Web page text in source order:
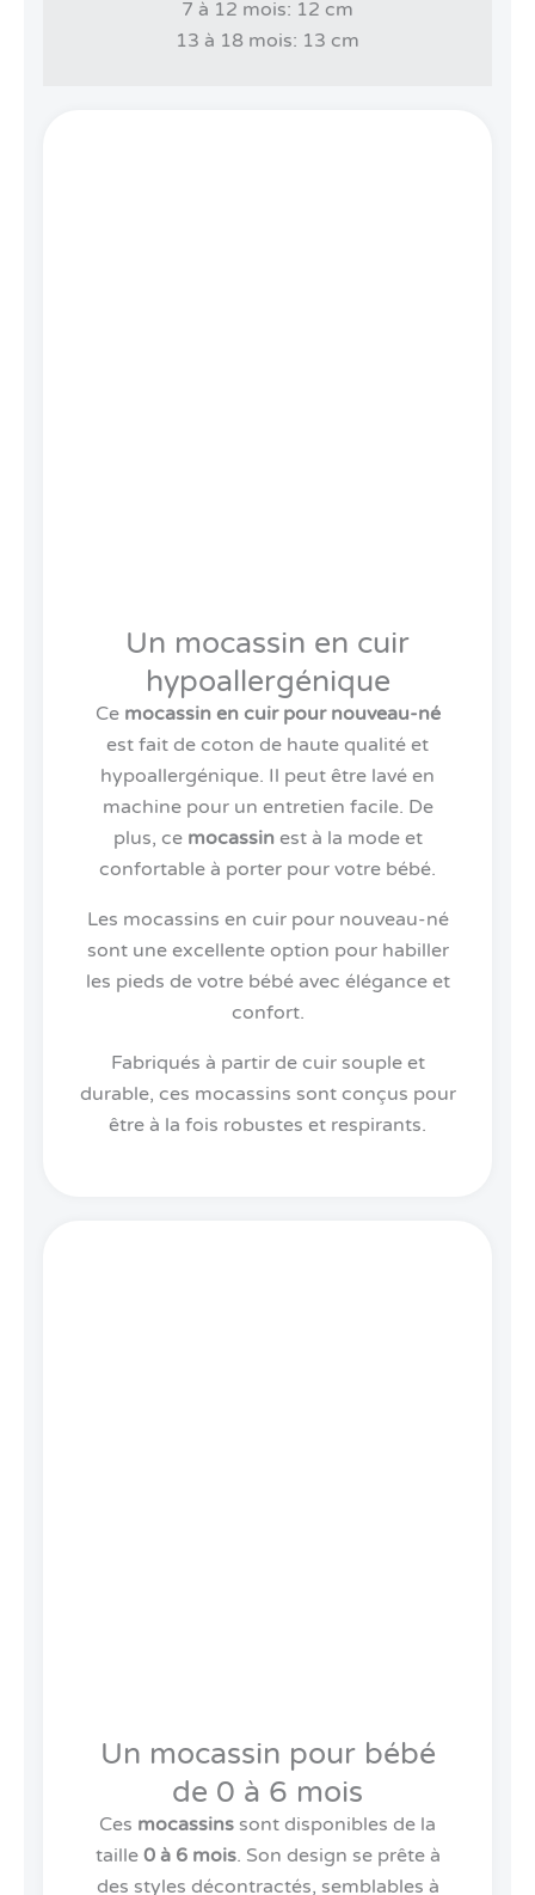
7 à 12 mois: 12 cm
13 à 18 mois: 13 cm
Un mocassin en cuir
hypoallergénique
Ce mocassin en cuir pour nouveau-né
est fait de coton de haute qualité et
hypoallergénique. Il peut être lavé en
machine pour un entretien facile. De
plus, ce mocassinest à la mode et
confortable à porter pour votre bébé.
Les mocassins en cuir pour nouveau-né
sont une excellente option pour habiller
les pieds de votre bébé avec élégance et
confort.
Fabriqués à partir de cuir souple et
durable, ces mocassins sont conçus pour
être à la fois robustes et respirants.
Un mocassin pour bébé
de 0 à 6 mois
Ces mocassins sont disponibles de la
taille 0 à 6 mois. Son design se prête à
des styles décontractés, semblables à